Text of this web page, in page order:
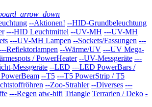
--Aktionen! --HID-Grundbeleuchtung
---HID Leuchtmittel --UV-MH ---UV-MH
---UV-MH Lampen --Sockets/Fassungen ---
Reflektorlampen --Wärme/UV ---UV Mega-
/ PowerHeater --UV-Messgeräte ---
Messgeräte --LED ---LED PowerBars /
--T5 ---T5 PowerStrip / T5
--Zoo-Strahler --Diverses ---
---Regen atw-hifi Triangle Terrarien / Deko -